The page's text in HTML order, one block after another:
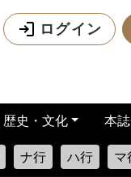
ログイン
歴史・文化 本
ナ行 ハ行 マ